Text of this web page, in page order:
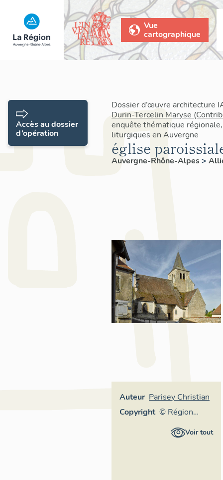
Vue
cartographique
Dossier d’œuvre architecture
Durin-Tercelin Maryse
enquête thématique
liturgiques en Auvergne
église
Auvergne-Rhône-Alpes>
Auteur Parisey Christian
Copyright © Région
Auvergne-Voir tout
Accès au dossier
d’opération